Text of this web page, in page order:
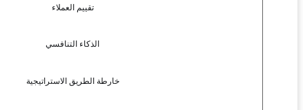
تقييم العملاء
الذكاء التنافسي
خارطة الطريق الاستراتيجية